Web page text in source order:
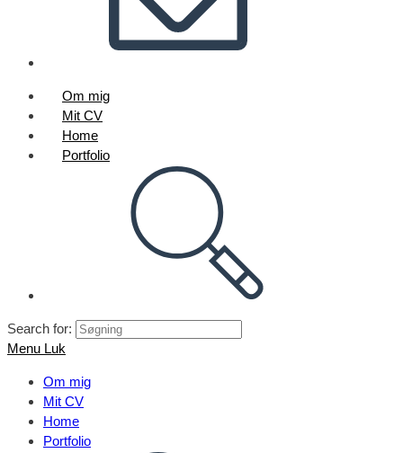
Om mig
Mit CV
Home
Portfolio
Search for:
Menu Luk
Om mig
Mit CV
Home
Portfolio